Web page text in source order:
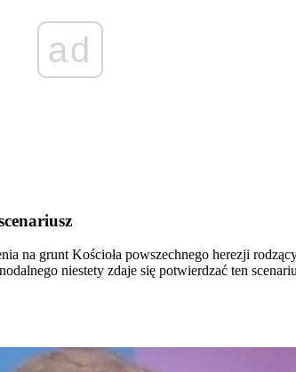
ad
na grunt Kościoła powszechnego herezji
niestety zdaje się potwierdzać ten